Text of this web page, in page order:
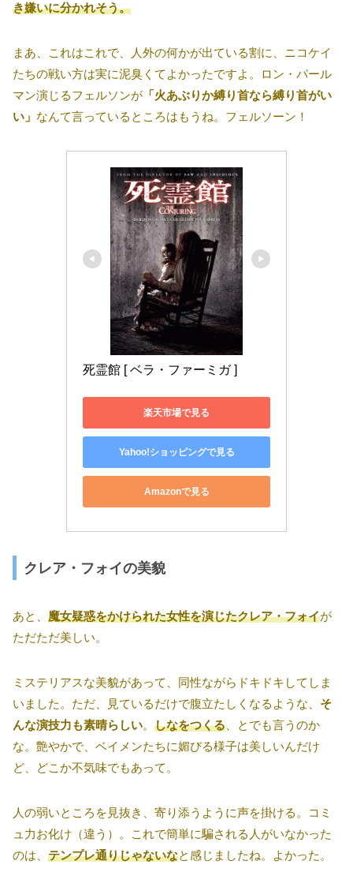
き嫌いに分かれそう。
まあ、これはこれで、人外の何かが出ている割に、ニコケイ
たちの戦い方は実に泥臭くてよかったですよ。ロン・パール
マン演じるフェルソンが 「火あぶりか縛り首なら縛り首がい
い」 なんて言っているところはもうね。フェルソーン！
死霊館 [ ベラ・ファーミガ ]
楽天市場で見る
Yahoo!ショッピングで見る
Amazonで見る
クレア・フォイの美貌
あと、 魔女疑惑をかけられた女性を演じたクレア・フォイが
ただただ美しい。
ミステリアスな美貌があって、同性ながらドキドキしてしま
いました。ただ、見ているだけで腹立たしくなるような、 そ
んな演技力も素晴らしい。 しなをつくる、とでも言うのか
な。艶やかで、ベイメンたちに媚びる様子は美しいんだけ
ど、どこか不気味でもあって。
人の弱いところを見抜き、寄り添うように声を掛ける。コミ
ュ力お化け（違う）。これで簡単に騙される人がいなかった
のは、 テンプレ通りじゃないなと感じましたね。よかった。